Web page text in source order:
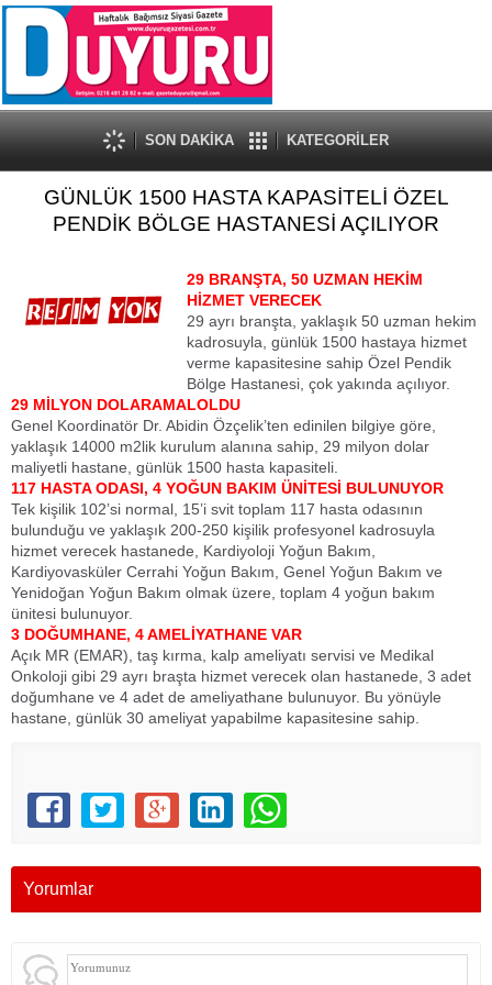
SON DAKİKA KATEGORİLER
GÜNLÜK 1500 HASTA KAPASİTELİ ÖZEL
PENDİK BÖLGE HASTANESİ AÇILIYOR
29 BRANŞTA, 50 UZMAN HEKİM
HİZMET VERECEK
29 ayrı branşta, yaklaşık 50 uzman hekim
kadrosuyla, günlük 1500 hastaya hizmet
verme kapasitesine sahip Özel Pendik
Bölge Hastanesi, çok yakında açılıyor.
29 MİLYON DOLARAMALOLDU
Genel Koordinatör Dr. Abidin Özçelik’ten edinilen bilgiye göre,
yaklaşık 14000 m2lik kurulum alanına sahip, 29 milyon dolar
maliyetli hastane, günlük 1500 hasta kapasiteli.
117 HASTA ODASI, 4 YOĞUN BAKIM ÜNİTESİ BULUNUYOR
Tek kişilik 102’si normal, 15’i svit toplam 117 hasta odasının
bulunduğu ve yaklaşık 200-250 kişilik profesyonel kadrosuyla
hizmet verecek hastanede, Kardiyoloji Yoğun Bakım,
Kardiyovasküler Cerrahi Yoğun Bakım, Genel Yoğun Bakım ve
Yenidoğan Yoğun Bakım olmak üzere, toplam 4 yoğun bakım
ünitesi bulunuyor.
3 DOĞUMHANE, 4 AMELİYATHANE VAR
Açık MR (EMAR), taş kırma, kalp ameliyatı servisi ve Medikal
Onkoloji gibi 29 ayrı braşta hizmet verecek olan hastanede, 3 adet
doğumhane ve 4 adet de ameliyathane bulunuyor. Bu yönüyle
hastane, günlük 30 ameliyat yapabilme kapasitesine sahip.
Yorumlar